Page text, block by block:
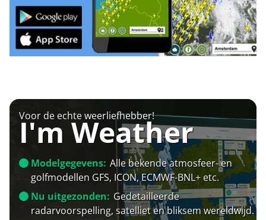
Voor de echte weerliefhebber!
I'm Weather
Modelgegevens: Alle bekende atmosfeer- en
golfmodellen GFS, ICON, ECMWF-BNL+ etc.
Nu uitgezonden: Gedetailleerde
radarvoorspelling, satelliet en bliksem wereldwijd.